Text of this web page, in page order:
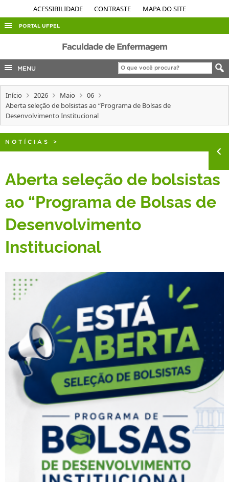
ACESSIBILIDADE CONTRASTE MAPA DO SITE
PORTAL UFPEL
ACESSO À INFORMAÇÃO
AUDITORIA
COBALTO
CONCURSOS
EDITAIS
TELEFONES
Faculdade de Enfermagem
MENU
Início 2026 Maio
06
Aberta seleção de bolsistas ao “Programa de Bolsas de
Desenvolvimento Institucional
NOTÍCIAS >
Aberta seleção de bolsistas
ao “Programa de Bolsas de
Desenvolvimento
Institucional